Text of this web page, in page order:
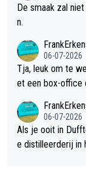
De smaak zal
n.
06-07-2026
Tja, leuk om te
et een box-office
06-07-2026
Als je ooit in
e distilleerderij in het